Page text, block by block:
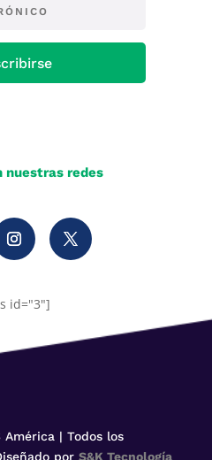
nuestras redes
id="3"]
| Todos los
por S&K Tecnología